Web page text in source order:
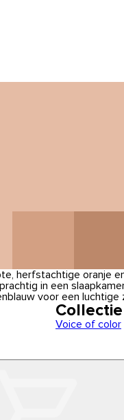
herfstachtige oranje
in een
voor een luchtige
Collectie
Voice of color